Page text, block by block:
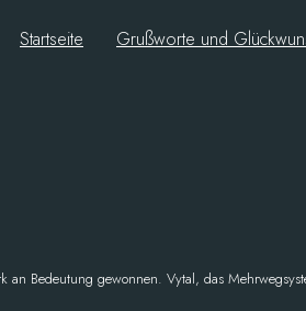
Startseite Grußworte und
an Bedeutung gewonnen. Vytal, das